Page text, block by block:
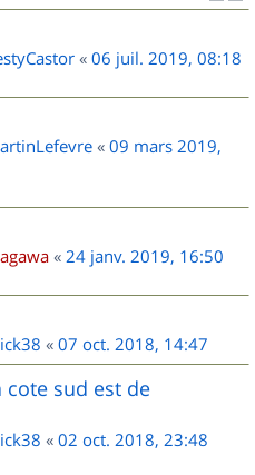
« 06 juil. 2019, 08:18
« 09 mars 2019,
« 24 janv. 2019, 16:50
« 07 oct. 2018, 14:47
cote sud est de
« 02 oct. 2018, 23:48